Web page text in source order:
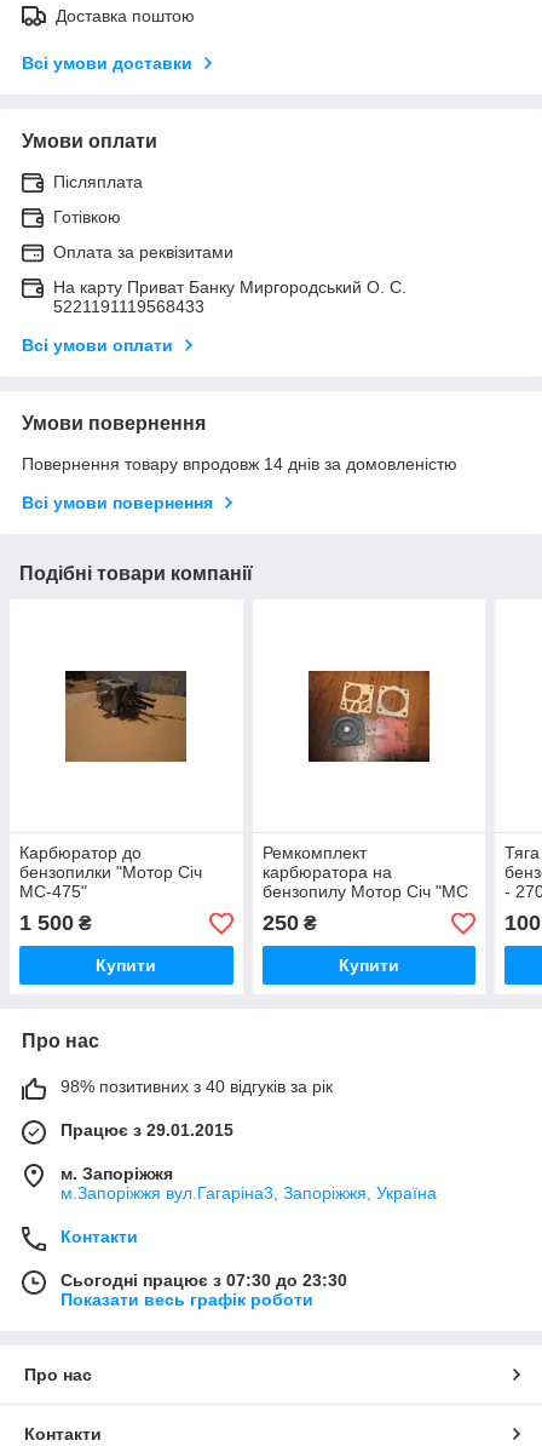
Доставка поштою
Всі умови доставки
Умови оплати
Післяплата
Готівкою
Оплата за реквізитами
На карту Приват Банку Миргородський О. С.
5221191119568433
Всі умови оплати
Умови повернення
Повернення товару впродовж 14 днів за домовленістю
Всі умови повернення
Подібні товари компанії
Карбюратор до
бензопилки "Мотор Січ
МС-475"
1 500 ₴
Купити
Ремкомплект
карбюратора на
бензопилу Мотор Січ "МС
— 270"
250₴
Купити
-
100
Про нас
98% позитивних з 40 відгуків за рік
Працює з 29.01.2015
м. Запоріжжя
м.Запоріжжя вул.Гагаріна3, Запоріжжя, Україна
Контакти
Сьогодні працює з 07:30 до 23:30
Показати весь графік роботи
Про нас
Контакти